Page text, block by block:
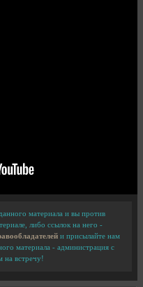
материала и вы против
либо ссылок на него -
и присылайте нам
материала - администрация с
на встречу!